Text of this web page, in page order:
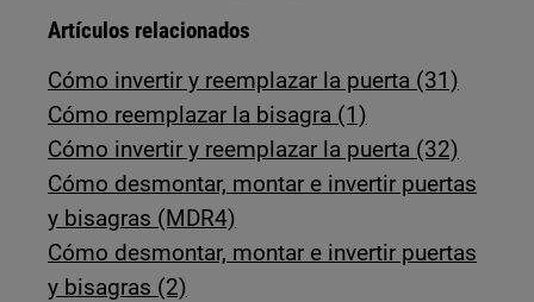
Artículos relacionados
Cómo invertir y reemplazar la puerta (31)
Cómo reemplazar la bisagra (1)
Cómo invertir y reemplazar la puerta (32)
Cómo desmontar, montar e invertir puertas
y bisagras (MDR4)
Cómo desmontar, montar e invertir puertas
y bisagras (2)